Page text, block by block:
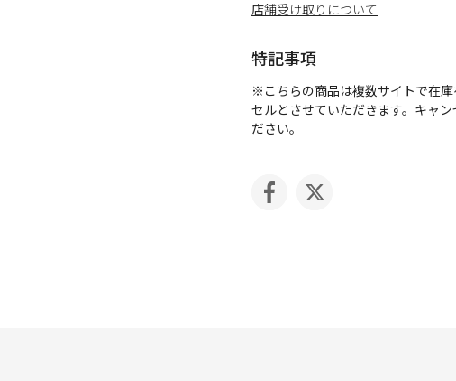
店舗受け取りについて
特記事項
※こちらの商品は複数サイトで在
セルとさせていただきます。キャ
ださい。